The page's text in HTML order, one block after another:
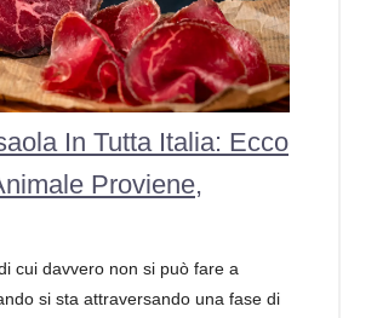
In Tutta Italia: Ecco
Proviene,
cui davvero non si può fare a
si sta attraversando una fase di